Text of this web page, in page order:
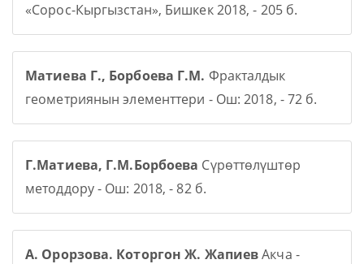
«Сорос-Кыргызстан», Бишкек 2018, - 205 б.
Матиева Г., Борбоева Г.М. Фракталдык
геометриянын элементтери - Ош: 2018, - 72 б.
Г.Матиева, Г.М.Борбоева Сүрөттөлүштөр
методдору - Ош: 2018, - 82 б.
А. Орорзова. Которгон Ж. ЖапиевАкча -